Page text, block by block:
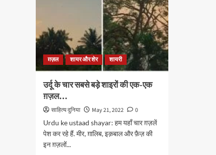
ग़ज़ल शायर और शेर शायरी
उर्दू के चार सबसे बड़े शाइरों की एक-एक
ग़ज़ल…
साहित्य दुनिया May 21, 2022
0
Urdu ke ustaad shayar: हम यहाँ चार ग़ज़लें
पेश कर रहे हैं. मीर, ग़ालिब, इक़बाल और फ़ैज़ की
इन ग़ज़लों...